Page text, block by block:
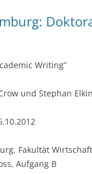
Writing”
und Stephan
Fakultät
Aufgang B